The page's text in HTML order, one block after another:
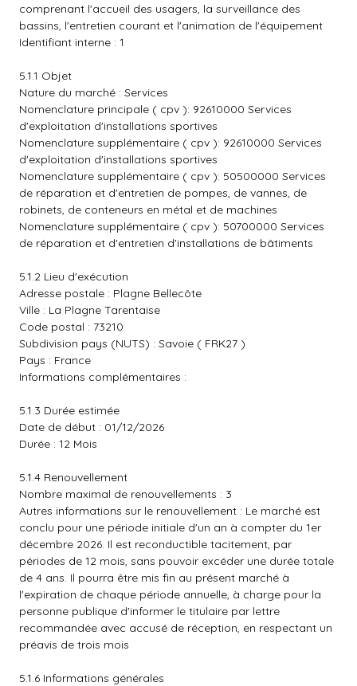
comprenant l'accueil des usagers, la surveillance des
bassins, l'entretien courant et l'animation de l'équipement
Identifiant interne : 1
5.1.1 Objet
Nature du marché : Services
Nomenclature principale ( cpv ): 92610000 Services
d'exploitation d'installations sportives
Nomenclature supplémentaire ( cpv ): 92610000 Services
d'exploitation d'installations sportives
Nomenclature supplémentaire ( cpv ): 50500000 Services
de réparation et d'entretien de pompes, de vannes, de
robinets, de conteneurs en métal et de machines
Nomenclature supplémentaire ( cpv ): 50700000 Services
de réparation et d'entretien d'installations de bâtiments
5.1.2 Lieu d'exécution
Adresse postale : Plagne Bellecôte
Ville : La Plagne Tarentaise
Code postal : 73210
Subdivision pays (NUTS) : Savoie ( FRK27 )
Pays : France
Informations complémentaires :
5.1.3 Durée estimée
Date de début : 01/12/2026
Durée : 12 Mois
5.1.4 Renouvellement
Nombre maximal de renouvellements : 3
Autres informations sur le renouvellement : Le marché est
conclu pour une période initiale d'un an à compter du 1er
décembre 2026. Il est reconductible tacitement, par
périodes de 12 mois, sans pouvoir excéder une durée totale
de 4 ans. Il pourra être mis fin au présent marché à
l'expiration de chaque période annuelle, à charge pour la
personne publique d'informer le titulaire par lettre
recommandée avec accusé de réception, en respectant un
préavis de trois mois
5.1.6 Informations générales